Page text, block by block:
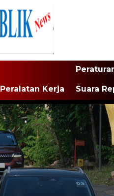
Peralatan Kerja Suara